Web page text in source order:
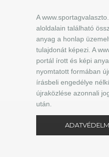
A
aloldalain található
anyag a honlap
tulajdonát képezi. A
portál írott és képi
nyomtatott formában
írásbeli engedélye
újraközlése azonnali
után.